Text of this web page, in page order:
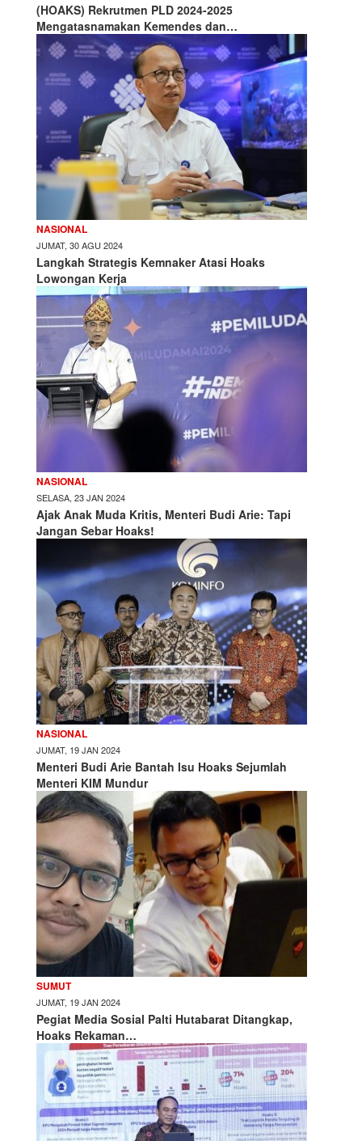
(HOAKS) Rekrutmen PLD 2024-2025
Mengatasnamakan Kemendes dan…
NASIONAL
JUMAT, 30 AGU 2024
Langkah Strategis Kemnaker Atasi Hoaks
Lowongan Kerja
NASIONAL
SELASA, 23 JAN 2024
Ajak Anak Muda Kritis, Menteri Budi Arie: Tapi
Jangan Sebar Hoaks!
NASIONAL
JUMAT, 19 JAN 2024
Menteri Budi Arie Bantah Isu Hoaks Sejumlah
Menteri KIM Mundur
SUMUT
JUMAT, 19 JAN 2024
Pegiat Media Sosial Palti Hutabarat Ditangkap,
Hoaks Rekaman…